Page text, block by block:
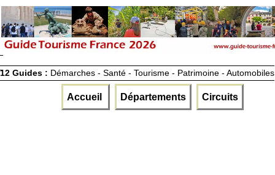
12 Guides : Démarches - Santé - Tourisme - Patrimoine - Automobiles
Accueil Départements Circuits